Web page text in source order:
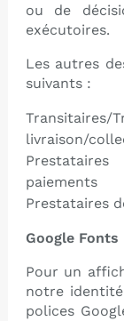
ou de
exécutoires.
Les autres
suivants :
livraison/
paiements
Prestataires
Google Fonts
Pour un
notre
polices